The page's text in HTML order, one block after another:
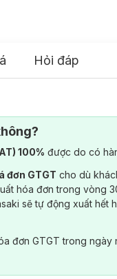
Hỏi đáp
100% được do có
đơn GTGT cho dù
hóa đơn trong vòng
sẽ tự động xuất
đơn GTGT trong